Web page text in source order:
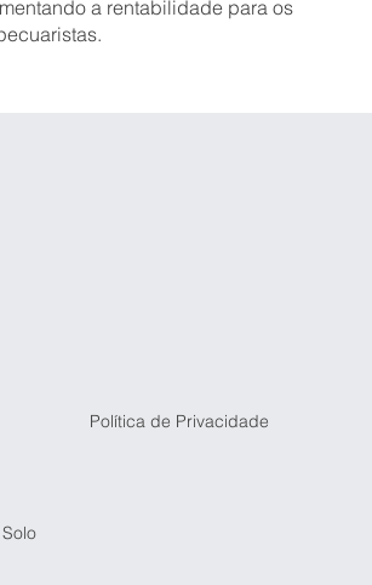
a rentabilidade para os
Política de Privacidade